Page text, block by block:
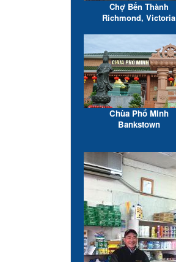
Chợ Bến Thành
Richmond, Victoria
Chùa Phổ Minh
Bankstown